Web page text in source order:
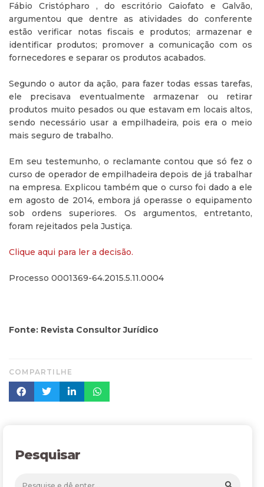
Fábio Cristópharo , do escritório Gaiofato e Galvão,
argumentou que dentre as atividades do conferente
estão verificar notas fiscais e produtos; armazenar e
identificar produtos; promover a comunicação com os
fornecedores e separar os produtos acabados.
Segundo o autor da ação, para fazer todas essas tarefas,
ele precisava eventualmente armazenar ou retirar
produtos muito pesados ou que estavam em locais altos,
sendo necessário usar a empilhadeira, pois era o meio
mais seguro de trabalho.
Em seu testemunho, o reclamante contou que só fez o
curso de operador de empilhadeira depois de já trabalhar
na empresa. Explicou também que o curso foi dado a ele
em agosto de 2014, embora já operasse o equipamento
sob ordens superiores. Os argumentos, entretanto,
foram rejeitados pela Justiça.
Clique aqui para ler a decisão.
Processo 0001369-64.2015.5.11.0004
Fonte: Revista Consultor Jurídico
COMPARTILHE
Pesquisar